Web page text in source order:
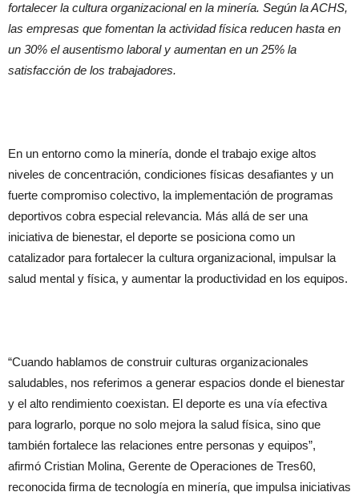
fortalecer la cultura organizacional en la minería. Según la ACHS,
las empresas que fomentan la actividad física reducen hasta en
un 30% el ausentismo laboral y aumentan en un 25% la
satisfacción de los trabajadores.
En un entorno como la minería, donde el trabajo exige altos
niveles de concentración, condiciones físicas desafiantes y un
fuerte compromiso colectivo, la implementación de programas
deportivos cobra especial relevancia. Más allá de ser una
iniciativa de bienestar, el deporte se posiciona como un
catalizador para fortalecer la cultura organizacional, impulsar la
salud mental y física, y aumentar la productividad en los equipos.
“Cuando hablamos de construir culturas organizacionales
saludables, nos referimos a generar espacios donde el bienestar
y el alto rendimiento coexistan. El deporte es una vía efectiva
para lograrlo, porque no solo mejora la salud física, sino que
también fortalece las relaciones entre personas y equipos”,
afirmó Cristian Molina, Gerente de Operaciones de Tres60,
reconocida firma de tecnología en minería, que impulsa iniciativas